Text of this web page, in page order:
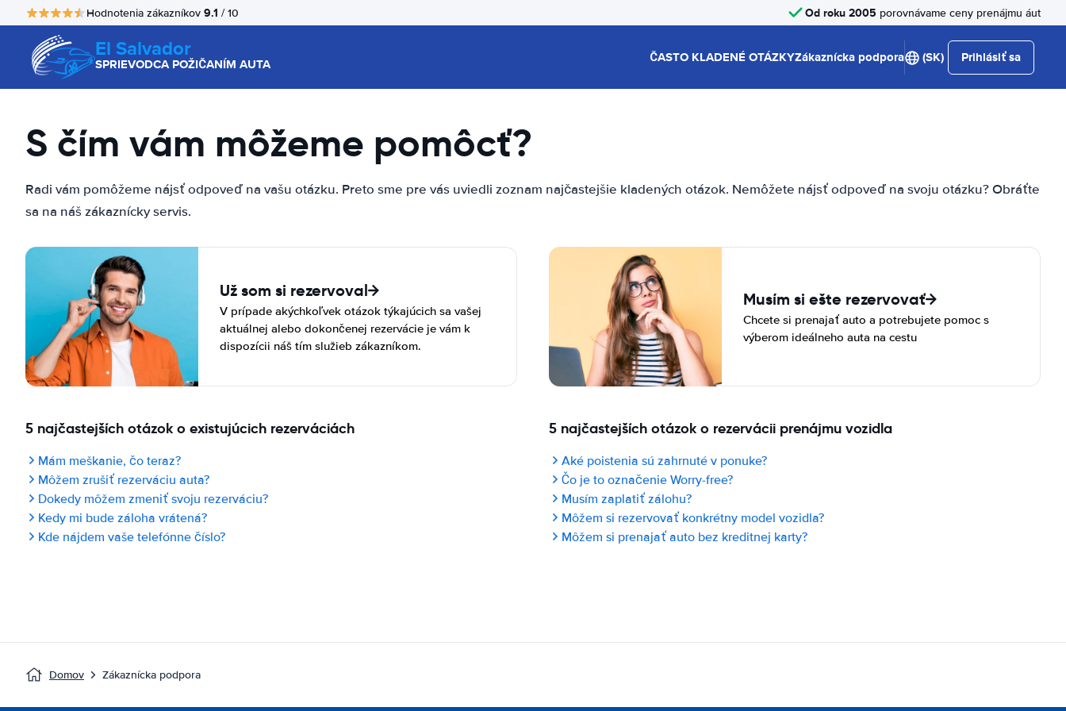
Hodnotenia zákazníkov 9.1 / 10 Od roku 2005 porovnávame ceny prenájmu áut
El Salvador
SPRIEVODCA POŽIČANÍM AUTA ČASTO KLADENÉ OTÁZKYZákaznícka podpora (SK) Prihlásiť sa
S čím vám môžeme pomôcť?
Radi vám pomôžeme nájsť odpoveď na vašu otázku. Preto sme pre vás uviedli zoznam najčastejšie kladených otázok. Nemôžete nájsť odpoveď na svoju otázku? Obráťte
sa na náš zákaznícky servis.
Už som si rezervoval
V prípade akýchkoľvek otázok týkajúcich sa vašej
aktuálnej alebo dokončenej rezervácie je vám k
dispozícii náš tím služieb zákazníkom.
Musím si ešte rezervovať
Chcete si prenajať auto a potrebujete pomoc s
výberom ideálneho auta na cestu
5 najčastejších otázok o existujúcich rezerváciách
Mám meškanie, čo teraz?
Môžem zrušiť rezerváciu auta?
Dokedy môžem zmeniť svoju rezerváciu?
Kedy mi bude záloha vrátená?
Kde nájdem vaše telefónne číslo?
5 najčastejších otázok o rezervácii prenájmu vozidla
Aké poistenia sú zahrnuté v ponuke?
Čo je to označenie Worry-free?
Musím zaplatiť zálohu?
Môžem si rezervovať konkrétny model vozidla?
Môžem si prenajať auto bez kreditnej karty?
Domov Zákaznícka podpora